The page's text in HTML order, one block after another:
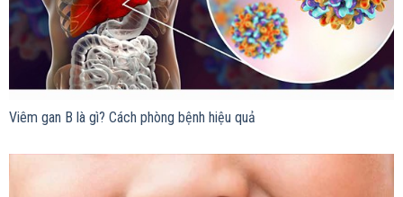
Viêm gan B là gì? Cách phòng bệnh hiệu quả